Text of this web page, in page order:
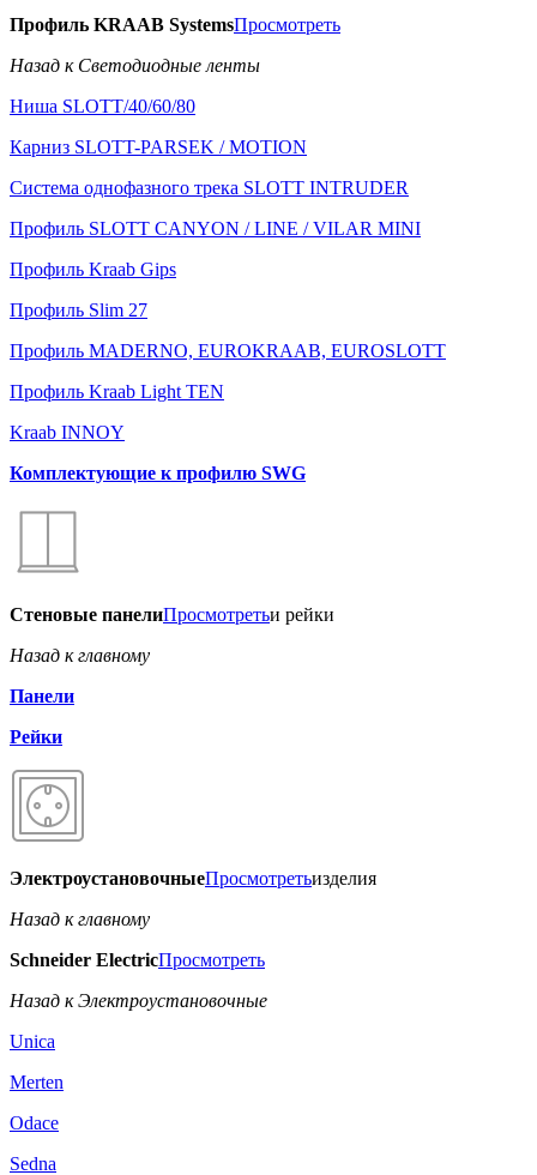
Профиль KRAAB SystemsПросмотреть
Назад к Светодиодные ленты
Ниша SLOTT/40/60/80
Карниз SLOTT-PARSEK / MOTION
Система однофазного трека SLOTT INTRUDER
Профиль SLOTT CANYON / LINE / VILAR MINI
Профиль Kraab Gips
Профиль Slim 27
Профиль MADERNO, EUROKRAAB, EUROSLOTT
Профиль Kraab Light TEN
Kraab INNOY
Комплектующие к профилю SWG
Стеновые панелиПросмотретьи рейки
Назад к главному
Панели
Рейки
ЭлектроустановочныеПросмотретьизделия
Назад к главному
Schneider ElectricПросмотреть
Назад к Электроустановочные
Unica
Merten
Odace
Sedna